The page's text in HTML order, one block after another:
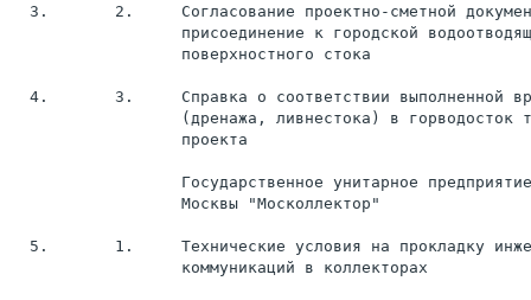
3.       2.     Согласование проектно-сметной
присоединение к городской
                  поверхностного стока
4.       3.     Справка о соответствии выполненной
(дренажа, ливнестока) в горводосток
                  проекта
Государственное унитарное
                  Москвы "Москоллектор"
5.       1.     Технические условия на прокладку
                  коммуникаций в коллекторах